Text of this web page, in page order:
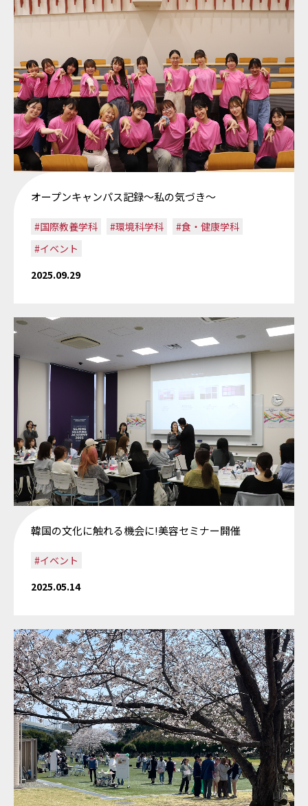
オープンキャンパス記録～私の気づき～
#国際教養学科 #環境科学科
#食・健康学科
#イベント
2025.09.29
韓国の文化に触れる機会に!美容セミナー開催
#イベント
2025.05.14